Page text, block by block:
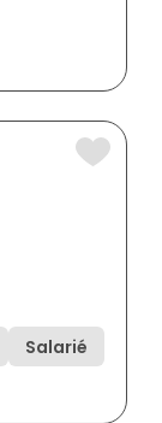
Salarié